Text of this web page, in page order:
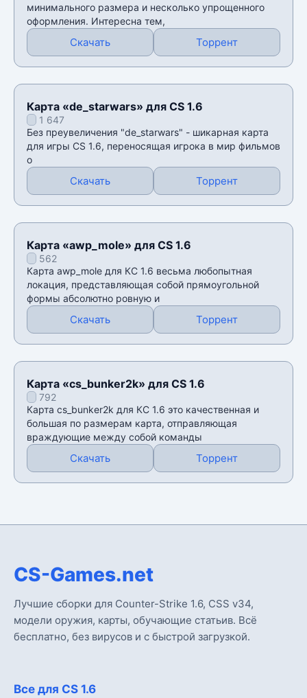
минимального размера и несколько упрощенного
оформления. Интересна тем,
Скачать Торрент
Карта «de_starwars» для CS 1.6
1 647
Без преувеличения "de_starwars" - шикарная карта
для игры CS 1.6, переносящая игрока в мир фильмов
о
Скачать Торрент
Карта «awp_mole» для CS 1.6
562
Карта awp_mole для КС 1.6 весьма любопытная
локация, представляющая собой прямоугольной
формы абсолютно ровную и
Скачать Торрент
Карта «cs_bunker2k» для CS 1.6
792
Карта cs_bunker2k для КС 1.6 это качественная и
большая по размерам карта, отправляющая
враждующие между собой команды
Скачать Торрент
CS-Games.net
Лучшие сборки для Counter-Strike 1.6, CSS v34,
модели оружия, карты, обучающие статьив. Всё
бесплатно, без вирусов и с быстрой загрузкой.
Все для CS 1.6